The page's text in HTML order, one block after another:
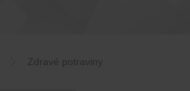
Zdravé potraviny